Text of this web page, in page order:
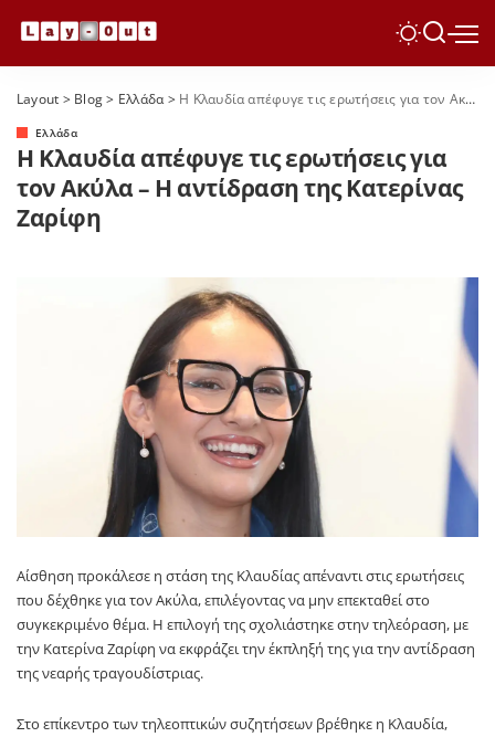
Layout > Blog> Ελλάδα> Η Κλαυδία απέφυγε τις ερωτήσεις για τον Ακύλα – Η αντίδραση της Κατερίνας Ζαρίφη
Ελλάδα
Η Κλαυδία απέφυγε τις ερωτήσεις για
τον Ακύλα – Η αντίδραση της Κατερίνας
Ζαρίφη
Αίσθηση προκάλεσε η στάση της Κλαυδίας απέναντι στις ερωτήσεις
που δέχθηκε για τον Ακύλα, επιλέγοντας να μην επεκταθεί στο
συγκεκριμένο θέμα. Η επιλογή της σχολιάστηκε στην τηλεόραση, με
την Κατερίνα Ζαρίφη να εκφράζει την έκπληξή της για την αντίδραση
της νεαρής τραγουδίστριας.
Στο επίκεντρο των τηλεοπτικών συζητήσεων βρέθηκε η Κλαυδία,